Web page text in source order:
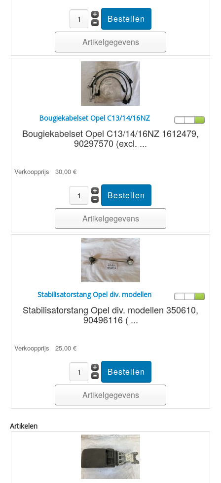
Artikelgegevens
Bougiekabelset Opel C13/14/16NZ
Bougiekabelset Opel C13/14/16NZ 1612479,
90297570 (excl. ...
Verkoopprijs 30,00 €
Artikelgegevens
Stabilisatorstang Opel div. modellen
Stabilisatorstang Opel div. modellen 350610,
90496116 ( ...
Verkoopprijs 25,00 €
Artikelgegevens
Artikelen